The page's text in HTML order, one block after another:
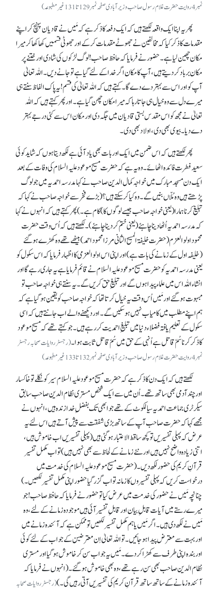
نمبر 4روایت حضرت غلام رسول صاحب وزیر آبادی صفحہ نمبر129تا131غیر مطبوعہ)
پھر یہ اپنا ایک واقعہ لکھتے ہیں کہ ایک دفعہ کا ذکر ہے کہ مَیں نے قادیان پہنچ کر اپنے
مقدمات کا ذکر کیا کہ مخالفین نے جھوٹے مقدمات کر کے اور جھوٹی قسمیں کھا کھا کر میرا
مکان چھین لیا ہے۔ حضور نے فرمایا کہ حافظ صاحب! لوگ لڑکوں کی شادی اور ختنے پر
مکان برباد کر دیتے ہیں، آپ کا مکان اگر خدا کے لئے گیا ہے تو جانے دیں۔ اللہ تعالیٰ
آپ کو اور اس سے بہتر دے دے گا۔ کہتے ہیں کہ اللہ تعالیٰ کی قسم! یہ پاک الفاظ سنتے ہی
میرے دل سے وہ خیال ہی جاتا رہا کہ میرا مکان چھن گیا ہے۔ اور پھر کہتے ہیں کہ اللہ
تعالیٰ نے مجھ کو اس مقدس بستی قادیان میں جگہ دی اور مکان اس سے کئی درجے بہتر
دے دیا۔ بیوی بھی دی، اولاد بھی دی۔
پھر لکھتے ہیں کہ اس ضمن میں ایک اور بات بھی یاد آئی ہے لکھ دیتا ہوں کہ شاید کوئی
سعید فطرت فائدہ اٹھائے۔ وہ یہ ہے کہ حضرت مسیح موعود علیہ السلام کی وفات کے بعد
ایک دن مسجد مبارک میں خواجہ کمال الدین صاحب نے کہا مدرسہ احمدیہ میں جو لوگ
پڑھتے ہیں وہ مُلّاں بنیں گے۔ وہ کیا کر سکتے ہیں؟(بڑے فخر سے خواجہ صاحب نے کہا کہ
تبلیغ کرنا ہمارا (یعنی خواجہ صاحب جیسے لوگوں کا) کام ہے۔ ) پھر کہتے ہیں کہ انہوں نے کہا
کہ مدرسہ احمدیہ اُٹھا دینا چاہئے (یعنی ختم کر دینا چاہئے)۔ لکھتے ہیں کہ اُس وقت حضرت
محمود اولوالعزم (حضرت خلیفۃ المسیح الثانی مرزا محمود احمد) بیٹھے تھے وہ کھڑے ہو گئے
(خلیفہ اول کے زمانے کی بات ہے) اور اپنی اس اولوالعزمی کا اظہار فرمایا کہ اس سکول کو
یعنی مدرسہ احمدیہ کو حضرت مسیح موعود علیہ السلام نے قائم فرمایا ہے یہ جاری رہے گا اور
انشاء اللہ اس میں علماء پیدا ہوں گے اور تبلیغِ حق کریں گے۔ یہ سنتے ہی خواجہ صاحب تو
مبہوت ہو گئے اور مَیں اُس وقت یہ خیال کرتا تھا کہ خواجہ صاحب کو یقین ہو گیا ہے کہ
ہم اپنے مطلب میں کامیاب نہیں ہو سکیں گے۔ اور دیکھنے والے اب جانتے ہیں کہ اسی
سکول کے تعلیم یافتہ فضلاء دنیا میں تبلیغِ احمدیت کر رہے ہیں۔ جو کہتے تھے کہ مسیح موعود
کا ذکر کرنا سُمّ قاتل ہے اُنہی کے حق میں سُمّ قاتل ثابت ہوا۔(رجسٹر روایات صحابہ رجسٹر
نمبر 4روایت حضرت غلام رسول صاحب وزیر آبادی صفحہ نمبر132تا133غیر مطبوعہ)
لکھتے ہیں کہ ایک دن کا ذکر ہے کہ حضرت مسیح موعود علیہ السلام سیر کو نکلے تو خاکسار
اور چند آدمی بھی ساتھ تھے۔ اُن میں سے ایک شخص مستری نظام الدین صاحب سابق
سیکرٹری جماعت احمدیہ سیالکوٹ کے تھے جو ابھی تک بفضلِ خدا زندہ ہیں، انہوں نے
مجھے کہا کہ حضرت صاحب آپ کے ساتھ بڑی شفقت سے پیش آتے ہیں اس لئے یہ
عرض کہ پہلی تفسیریں تو کچھ ساقط الاعتبار ہو گئی ہیں (پہلی تفسیریں اب خاموش ہیں،
اتنی زیادہ واضح نہیں ہیں اور نئے زمانے کے لحاظ سے بھی نہیں ہیں) تو اب مکمل تفسیر
قرآنِ کریم کی حضور لکھ دیں۔ (حضرت مسیح موعود علیہ السلام کی خدمت میں
درخواست کریں کہ پہلی تفسیروں کا زمانہ تو اب گزر گیا حضور اپنی مکمل تفسیر لکھیں۔)
چنانچہ مَیں نے حضور کی خدمت میں عرض کیا تو حضور نے فرمایا کہ حافظ صاحب!جو
میرے رستے میں آیات قابلِ بیان اور قابلِ تفسیر آئی ہیں موجودہ زمانے کے لئے، وہ
مَیں نے لکھ دی ہیں۔ اگر مَیں یا ہم مکمل تفسیر لکھیں تو ممکن ہے کہ آئندہ زمانے میں
اور بہت سے معترض پیدا ہو جائیں۔ تو اللہ تعالیٰ اِن معترضین کے جواب کے لئے کوئی
اور بندہ اپنی طرف سے کھڑا کر دے۔ مَیں یہ جواب سن کر خاموش ہو گیا اور مستری
نظام الدین صاحب بھی سن رہے تھے، وہ بھی خاموش ہو گئے۔ (انہوں نے فرمایا کہ
آئندہ زمانے کے ساتھ ساتھ قرآنِ کریم کی تفسیریں آتی رہیں گی۔)(رجسٹر روایات صحابہ